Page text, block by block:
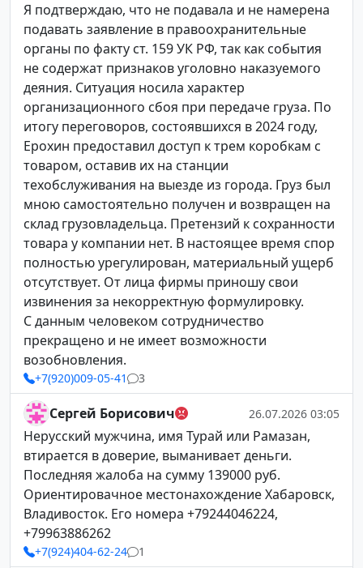
Я подтверждаю, что не подавала и не намерена
подавать заявление в правоохранительные
органы по факту ст. 159 УК РФ, так как события
не содержат признаков уголовно наказуемого
деяния. Ситуация носила характер
организационного сбоя при передаче груза. По
итогу переговоров, состоявшихся в 2024 году,
Ерохин предоставил доступ к трем коробкам с
товаром, оставив их на станции
техобслуживания на выезде из города. Груз был
мною самостоятельно получен и возвращен на
склад грузовладельца. Претензий к сохранности
товара у компании нет. В настоящее время спор
полностью урегулирован, материальный ущерб
отсутствует. От лица фирмы приношу свои
извинения за некорректную формулировку.
С данным человеком сотрудничество
прекращено и не имеет возможности
возобновления.
+7(920)009-05-41 3
Сергей Борисович 26.07.2026 03:05
Нерусский мужчина, имя Турай или Рамазан,
втирается в доверие, выманивает деньги.
Последняя жалоба на сумму 139000 руб.
Ориентировачное местонахождение Хабаровск,
Владивосток. Его номера +79244046224,
+79963886262
+7(924)404-62-24 1